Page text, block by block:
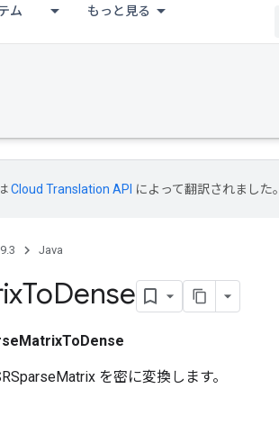
ム もっと見る
Cloud Translation API によって翻訳されました。
Java
ToDense
を密に変換します。